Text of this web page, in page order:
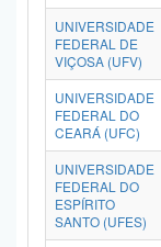
UNIVERSIDADE
FEDERAL DE
VIÇOSA (UFV)
UNIVERSIDADE
FEDERAL DO
CEARÁ (UFC)
UNIVERSIDADE
FEDERAL DO
ESPÍRITO
SANTO (UFES)